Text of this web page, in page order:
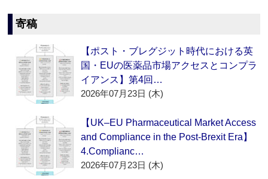
寄稿
【ポスト・ブレグジット時代における英
国・EUの医薬品市場アクセスとコンプラ
イアンス】第4回…
2026年07月23日 (木)
【UK–EU Pharmaceutical Market Access
and Compliance in the Post-Brexit Era】
4.Complianc…
2026年07月23日 (木)